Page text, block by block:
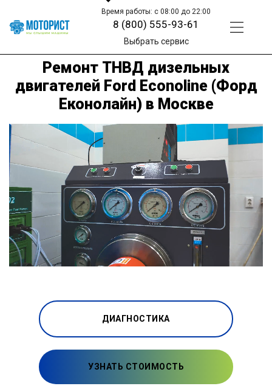
Время работы: с 08:00 до 22:00
8 (800) 555-93-61
Выбрать сервис
Ремонт ТНВД дизельных
двигателей Ford Econoline (Форд
Еконолайн) в Москве
ДИАГНОСТИКА
УЗНАТЬ СТОИМОСТЬ